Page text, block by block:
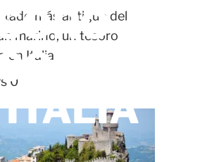
ITALIA
más antiguo del
marino, un tesoro
en Italia
0